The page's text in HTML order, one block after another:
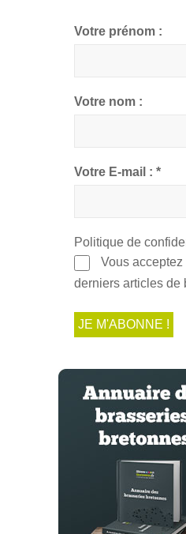
Votre prénom :
Votre nom :
Votre E-mail : *
Politique de
Vous
derniers articles de